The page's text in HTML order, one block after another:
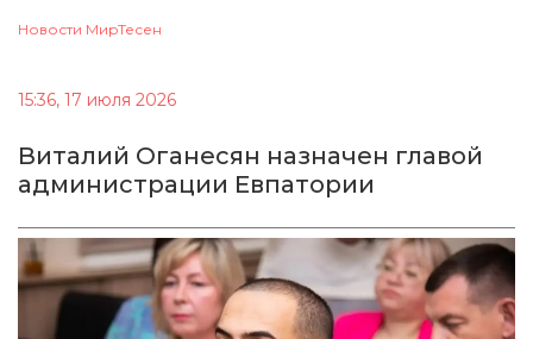
Новости МирТесен
15:36, 17 июля 2026
Виталий Оганесян назначен главой
администрации Евпатории